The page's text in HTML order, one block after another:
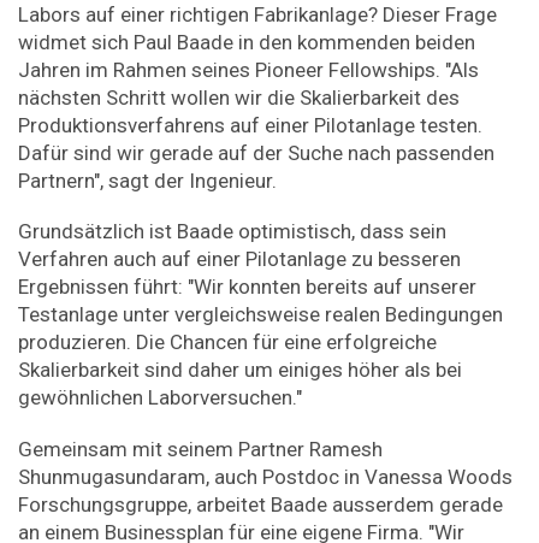
Labors auf einer richtigen Fabrikanlage? Dieser Frage
widmet sich Paul Baade in den kommenden beiden
Jahren im Rahmen seines Pioneer Fellowships. "Als
nächsten Schritt wollen wir die Skalierbarkeit des
Produktionsverfahrens auf einer Pilotanlage testen.
Dafür sind wir gerade auf der Suche nach passenden
Partnern", sagt der Ingenieur.
Grundsätzlich ist Baade optimistisch, dass sein
Verfahren auch auf einer Pilotanlage zu besseren
Ergebnissen führt: "Wir konnten bereits auf unserer
Testanlage unter vergleichsweise realen Bedingungen
produzieren. Die Chancen für eine erfolgreiche
Skalierbarkeit sind daher um einiges höher als bei
gewöhnlichen Laborversuchen."
Gemeinsam mit seinem Partner Ramesh
Shunmugasundaram, auch Postdoc in Vanessa Woods
Forschungsgruppe, arbeitet Baade ausserdem gerade
an einem Businessplan für eine eigene Firma. "Wir